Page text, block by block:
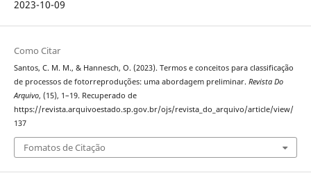
2023-10-09
Como Citar
Santos, C. M. M., & Hannesch, O. (2023). Termos e conceitos para classificação
de processos de fotorreproduções: uma abordagem preliminar. Revista Do
Arquivo, (15), 1–19. Recuperado de
https://revista.arquivoestado.sp.gov.br/ojs/revista_do_arquivo/article/view/
137
Fomatos de Citação